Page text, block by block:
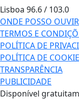
Lisboa 96.6 / 103.0
ONDE POSSO OUVIR
TERMOS E
POLÍTICA DE
POLÍTICA DE
TRANSPARÊNCIA
PUBLICIDADE
Disponível